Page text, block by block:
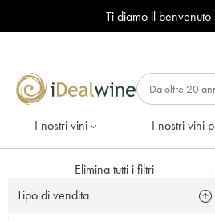
Ti diamo il
I nostri vini I nostri vini
Elimina tutti i filtri
Tipo di vendita